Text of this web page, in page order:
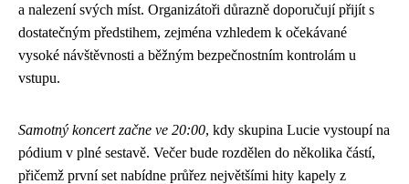
a nalezení svých míst. Organizátoři důrazně doporučují přijít s
dostatečným předstihem, zejména vzhledem k očekávané
vysoké návštěvnosti a běžným bezpečnostním kontrolám u
vstupu.
Samotný koncert začne ve 20:00, kdy skupina Lucie vystoupí na
pódium v plné sestavě. Večer bude rozdělen do několika částí,
přičemž první set nabídne průřez největšími hity kapely z